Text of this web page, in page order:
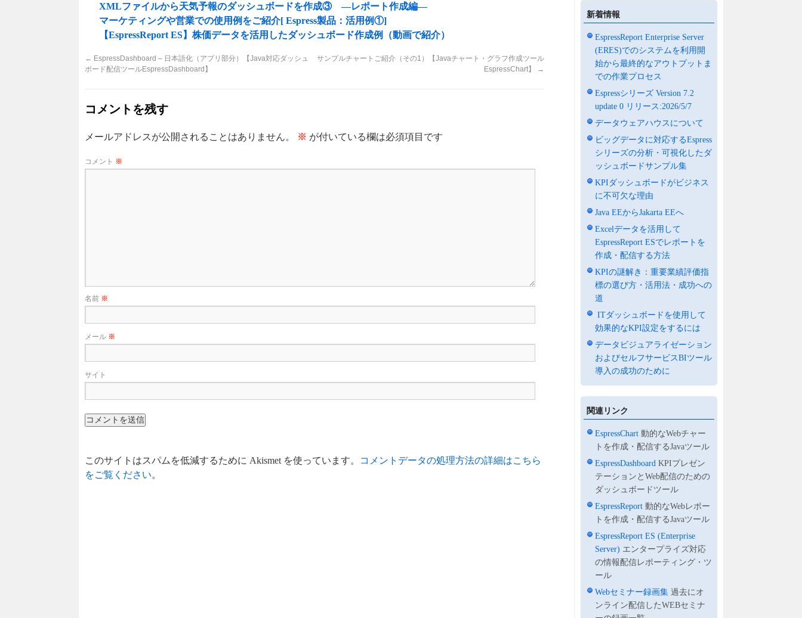
XMLファイルから天気予報のダッシュボードを作成③ ―レポート作成編―
マーケティングや営業での使用例をご紹介[ Espress製品：活用例①]
【EspressReport ES】株価データを活用したダッシュボード作成例（動画で紹介）
← EspressDashboard – 日本語化（アプリ部分）【Java対応ダッシュ
ボード配信ツールEspressDashboard】
サンプルチャートご紹介（その1）【Javaチャート・グラフ作成ツール
EspressChart】
→
コメントを残す
メールアドレスが公開されることはありません。 ※ が付いている欄は必須項目です
コメント ※
名前 ※
メール ※
サイト
このサイトはスパムを低減するために Akismet を使っています。
コメントデータの処理方法の詳細はこちら
をご覧ください。
新着情報
EspressReport Enterprise Server
(ERES)でのシステムを利用開
始から最終的なアウトプットま
での作業プロセス
Espressシリーズ Version 7.2
update 0 リリース:2026/5/7
データウェアハウスについて
ビッグデータに対応するEspress
シリーズの分析・可視化したダ
ッシュボードサンプル集
KPIダッシュボードがビジネス
に不可欠な理由
Java EEからJakarta EEへ
Excelデータを活用して
EspressReport ESでレポートを
作成・配信する方法
KPIの謎解き：重要業績評価指
標の選び方・活用法・成功への
道
ITダッシュボードを使用して
効果的なKPI設定をするには
データビジュアライゼーション
およびセルフサービスBIツール
導入の成功のために
関連リンク
EspressChart 動的なWebチャー
トを作成・配信するJavaツール
EspressDashboard KPIプレゼン
テーションとWeb配信のための
ダッシュボードツール
EspressReport 動的なWebレポー
トを作成・配信するJavaツール
EspressReport ES (Enterprise
Server) エンタープライズ対応
の情報配信レポーティング・ツ
ール
Webセミナー録画集 過去にオ
ンライン配信したWEBセミナ